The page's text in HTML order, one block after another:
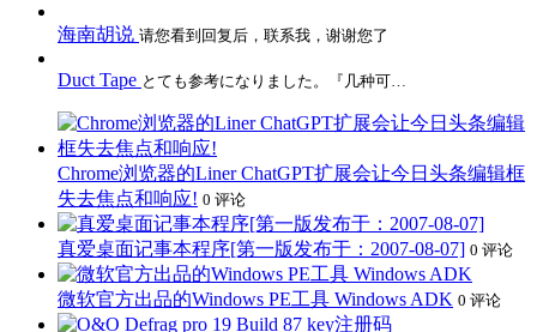
海南胡说 请您看到回复后，联系我，谢谢您了
Duct Tape とても参考になりました。『几种可…
Chrome浏览器的Liner ChatGPT扩展会让今日头条编辑框
失去焦点和响应! 0 评论
真爱桌面记事本程序[第一版发布于：2007-08-07] 0 评论
微软官方出品的Windows PE工具 Windows ADK 0 评论